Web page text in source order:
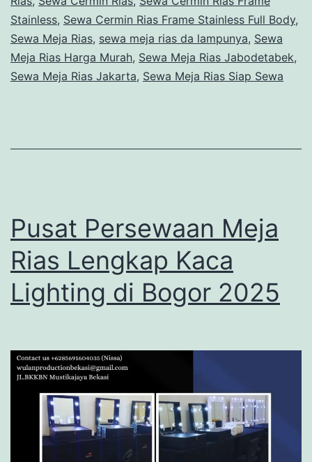
Stainless, Sewa Cermin Rias Frame Stainless Full Body,
Sewa Meja Rias, sewa meja rias da lampunya, Sewa
Meja Rias Harga Murah, Sewa Meja Rias Jabodetabek,
Sewa Meja Rias Jakarta, Sewa Meja Rias Siap Sewa
Pusat Persewaan Meja
Rias Lengkap Kaca
Lighting di Bogor 2025